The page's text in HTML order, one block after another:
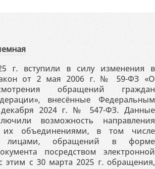
г. вступили в силу изменения в
от 2 мая 2006 г. № 59-ФЗ «О
обращений граждан
внесённые Федеральным
2024 г. № 547-ФЗ. Данные
возможность направления
объединениями, в том числе
лицами, обращений в форме
посредством электронной
этим с 30 марта 2025 г. обращения,